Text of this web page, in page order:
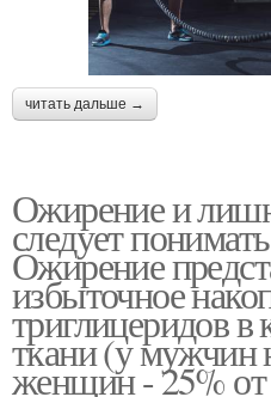
читать дальше →
Ожирение и
следует
Ожирение
избыточное
триглицеридов
ткани (у мужчин
женщин - 25% от